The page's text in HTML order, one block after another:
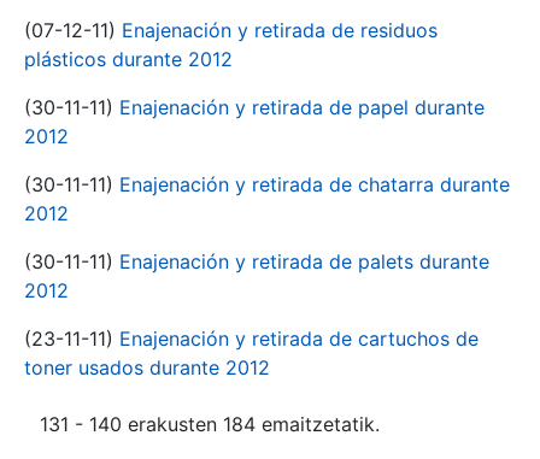
(07-12-11) Enajenación y retirada de residuos
plásticos durante 2012
(30-11-11) Enajenación y retirada de papel durante
2012
(30-11-11) Enajenación y retirada de chatarra durante
2012
(30-11-11) Enajenación y retirada de palets durante
2012
(23-11-11) Enajenación y retirada de cartuchos de
toner usados durante 2012
131 - 140 erakusten 184 emaitzetatik.